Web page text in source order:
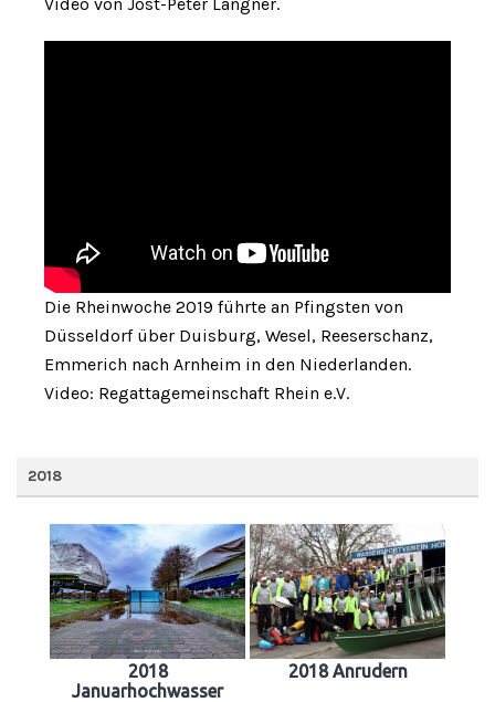
Die Rheinwoche 2019 führte an Pfingsten von
Düsseldorf über Duisburg, Wesel, Reeserschanz,
Emmerich nach Arnheim in den Niederlanden.
Video: Regattagemeinschaft Rhein e.V.
2018
2018
Januarhochwasser
2018 Anrudern